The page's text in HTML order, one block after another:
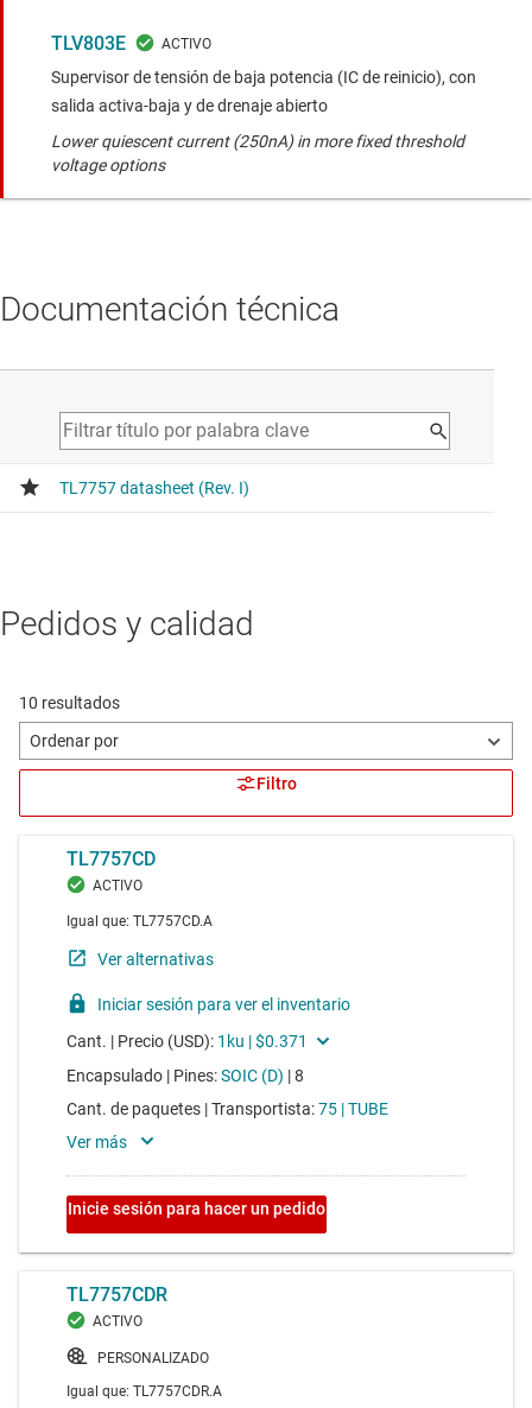
TLV803E
Supervisor de tensión de baja potencia (IC de reinicio), con
salida activa-baja y de drenaje abierto
Lower quiescent current (250nA) in more fixed threshold
voltage options
Documentación técnica
Pedidos y calidad